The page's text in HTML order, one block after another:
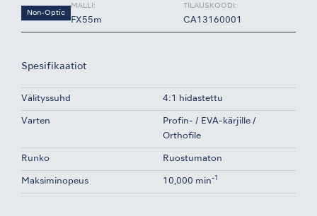
Non-Optic
MALLI:
FX55m
TILAUSKOODI:
CA13160001
Spesifikaatiot
Välityssuhd 4:1 hidastettu
Varten
Profin- / EVA-kärjille /
Orthofile
Runko Ruostumaton
Maksiminopeus 10,000 min-1